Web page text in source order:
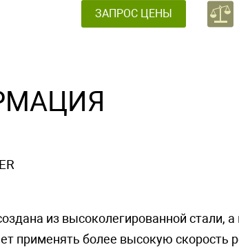
ЗАПРОС ЦЕНЫ
из высоколегированной
применять более высокую скорость